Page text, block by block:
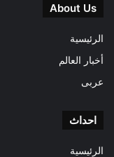
About Us
الرئيسية
أخبار العالم
عربى
احداث
الرئيسية